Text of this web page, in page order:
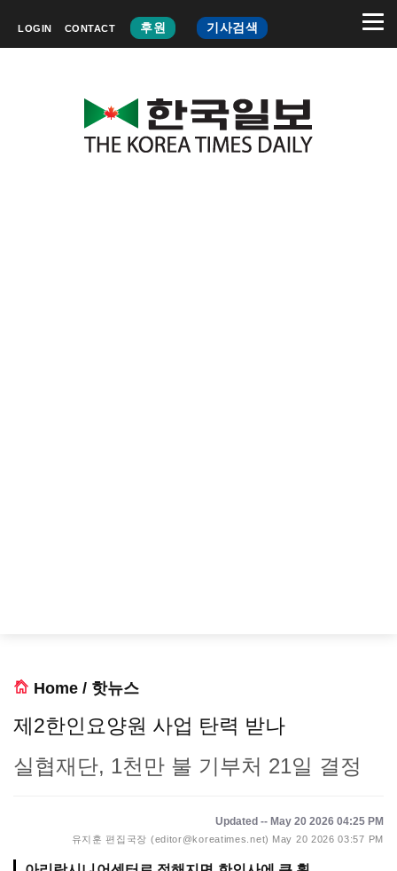
LOGIN CONTACT 후원 기사검색
Home / 핫뉴스
제2한인요양원 사업 탄력 받나
실협재단, 1천만 불 기부처 21일 결정
Updated -- May 20 2026 04:25 PM
유지훈 편집국장 (editor@koreatimes.net) May 20 2026 03:57 PM